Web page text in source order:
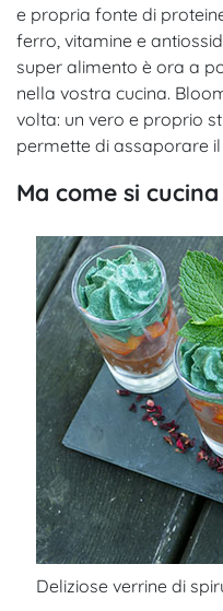
e propria fonte di
ferro, vitamine e
super alimento è ora a
nella vostra cucina.
volta: un vero e proprio
permette di assaporare
Ma come si
Deliziose verrine di